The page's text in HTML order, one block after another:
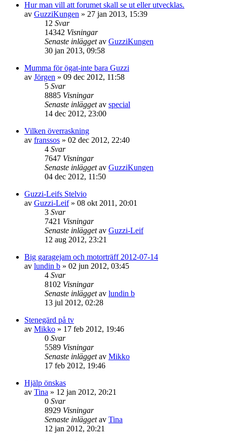
Hur man vill att forumet skall se ut eller utvecklas.
av GuzziKungen » 27 jan 2013, 15:39
12 Svar
14342 Visningar
Senaste inläggetav GuzziKungen
30 jan 2013, 09:58
Mumma för ögat-inte bara Guzzi
av Jörgen » 09 dec 2012, 11:58
5 Svar
8885 Visningar
Senaste inläggetav special
14 dec 2012, 23:00
Vilken överraskning
av franssos » 02 dec 2012, 22:40
4 Svar
7647 Visningar
Senaste inläggetav GuzziKungen
04 dec 2012, 11:50
Guzzi-Leifs Stelvio
av Guzzi-Leif» 08 okt 2011, 20:01
3 Svar
7421 Visningar
Senaste inläggetav Guzzi-Leif
12 aug 2012, 23:21
Big garagejam och motorträff 2012-07-14
av lundin b » 02 jun 2012, 03:45
4 Svar
8102 Visningar
Senaste inläggetav lundin b
13 jul 2012, 02:28
Stenegärd på tv
av Mikko » 17 feb 2012, 19:46
0 Svar
5589 Visningar
Senaste inläggetav Mikko
17 feb 2012, 19:46
Hjälp önskas
av Tina » 12 jan 2012, 20:21
0 Svar
8929 Visningar
Senaste inläggetav Tina
12 jan 2012, 20:21